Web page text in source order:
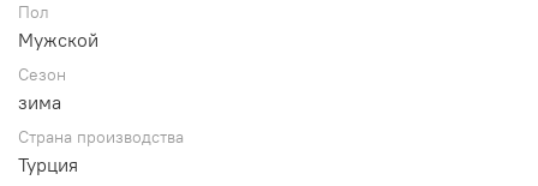
Пол
Мужской
Сезон
зима
Страна производства
Турция